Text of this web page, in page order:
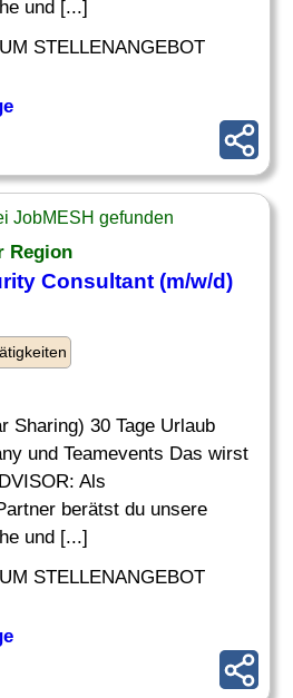
und [...]
STELLENANGEBOT
JobMESH gefunden
Region
Consultant (m/w/d)
Sharing) 30 Tage Urlaub
und Teamevents Das wirst
Als
berätst du unsere
und [...]
STELLENANGEBOT